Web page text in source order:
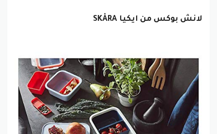
لانش بوكس من ايكيا SKÅRA